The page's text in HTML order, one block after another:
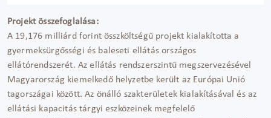
Projekt összefoglalása:
A 19,176 milliárd forint összköltségű projekt kialakította a
gyermeksürgősségi és baleseti ellátás országos
ellátórendszerét. Az ellátás rendszerszintű megszervezésével
Magyarország kiemelkedő helyzetbe került az Európai Unió
tagországai között. Az önálló szakterületek kialakításával és az
ellátási kapacitás tárgyi eszközeinek megfelelő